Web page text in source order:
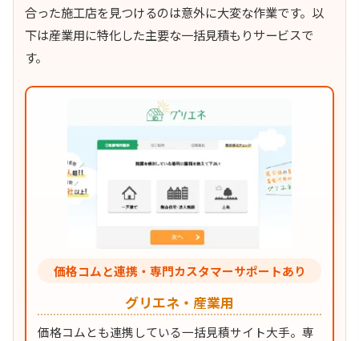
合った施工店を見つけるのは意外に大変な作業です。以
下は産業用に特化した主要な一括見積もりサービスで
す。
価格コムと連携・専門カスタマーサポートあり
グリエネ・産業用
価格コムとも連携している一括見積サイト大手。専